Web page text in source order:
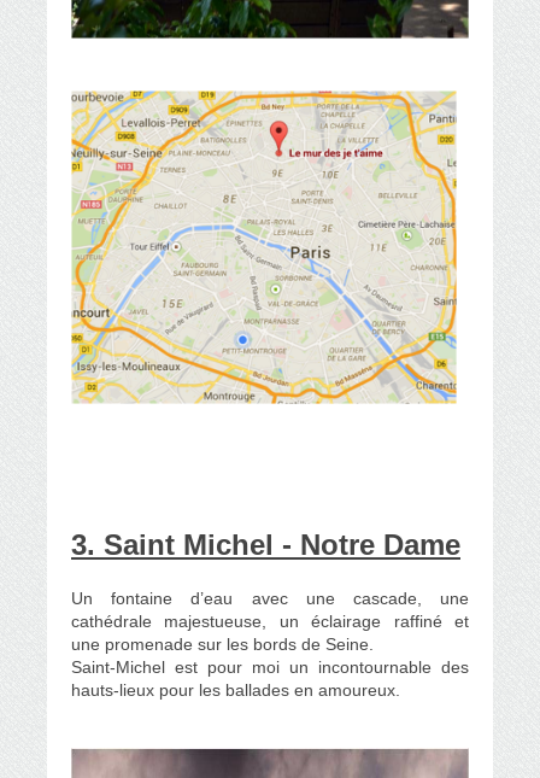
3. Saint Michel - Notre Dame
Un fontaine d’eau avec une cascade, une
cathédrale majestueuse, un éclairage raffiné et
une promenade sur les bords de Seine.
Saint-Michel est pour moi un incontournable des
hauts-lieux pour les ballades en amoureux.